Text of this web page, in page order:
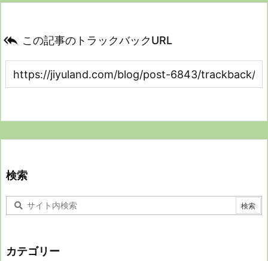
 この記事のトラックバックURL
検索
カテゴリー